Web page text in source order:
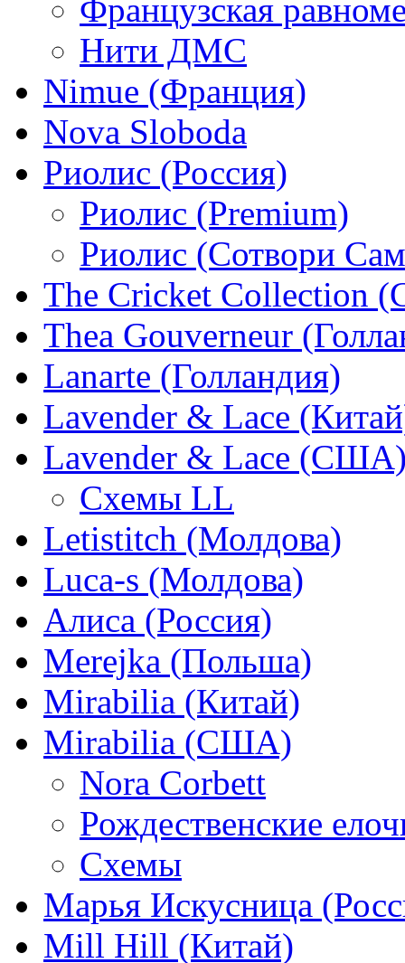
Французская
Нити ДМС
Nimue (Франция)
Nova Sloboda
Риолис (Россия)
Риолис (Premium)
Риолис (Сотвори
The Cricket Collection
Thea Gouverneur
Lanarte (Голландия)
Lavender & Lace
Lavender & Lace
Схемы LL
Letistitch (Молдова)
Luca-s (Молдова)
Алиса (Россия)
Merejka (Польша)
Mirabilia (Китай)
Mirabilia (США)
Nora Corbett
Рождественские
Схемы
Марья Искусница
Mill Hill (Китай)